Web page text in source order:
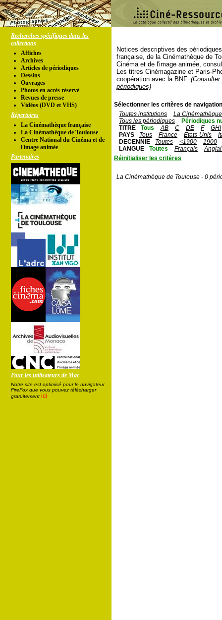
Recherches spécifiques dans les
collections
Affiches
Archives
Articles de périodiques
Dessins
Ouvrages
Photos en accés réservé
Revues de presse
Vidéos (DVD et VHS)
Répertoires
La Cinémathèque française
La Cinémathèque de Toulouse
Centre National du Cinéma et de
l'image animée
Partenaires
Pour les utilisateurs de Mac
Notre site est optimisé pour le navigateur
FireFox que vous pouvez télécharger
gratuitement ici
Notices descriptives des
française, de la Cinémathèque de
Cinéma et de l'image animée,
Les titres Cinémagazine et Paris-
coopération avec la BNF.
périodiques)
Sélectionner les critères de
Toutes institutions
La
Tous les périodiques
Périodiques
TITRE
Tous AB C DE F
GHI
PAYS
Tous France Etats-Unis
DECENNIE
Toutes <1900
1900
LANGUE
Toutes Français
Réinitialiser les critères
La Cinémathèque de Toulouse - 0